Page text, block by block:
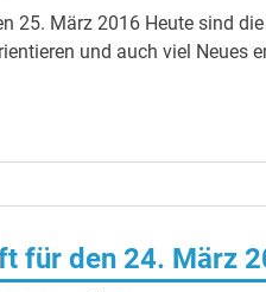
25. März 2016 Heute sind
und auch viel Neues
für den 24. März